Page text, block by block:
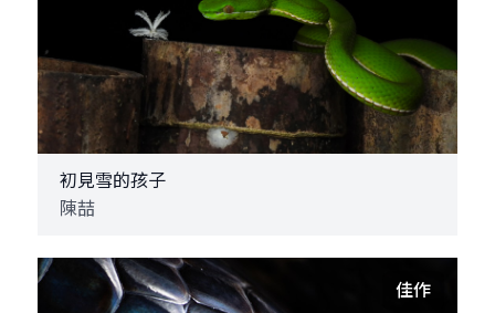
初見雪的孩子
陳喆
佳作